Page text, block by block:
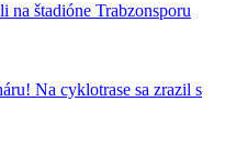
na štadióne Trabzonsporu
Na cyklotrase sa zrazil s